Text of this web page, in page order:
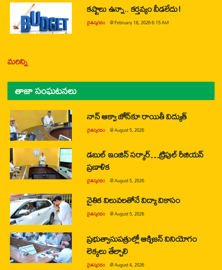
కష్టాలు ఉన్నా.. కర్తవ్యం వీడలేదు!
చైతన్యరధం @February 18, 2026 6:15 AM
మరిన్ని
తాజా సంఘటనలు
నాన్ ఆక్వా జోన్‌కూ రాయితీ విద్యుత్
చైతన్యరధం @August 5, 2026
డబుల్ ఇంజిన్ సర్కార్…ట్రిపుల్ రీజియన్
ప్రణాళిక
చైతన్యరధం @August 5, 2026
నైతిక విలువలతోనే విద్యా వికాసం
చైతన్యరధం @August 5, 2026
ప్రభుత్వాసుపత్రుల్లో ఆక్సిజన్ వినియోగం
లెక్కలు తేల్చాలి
చైతన్యరధం @August 4, 2026